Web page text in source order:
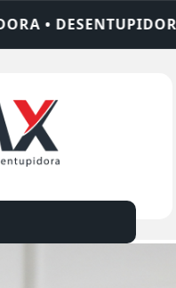
DE FOSSA •